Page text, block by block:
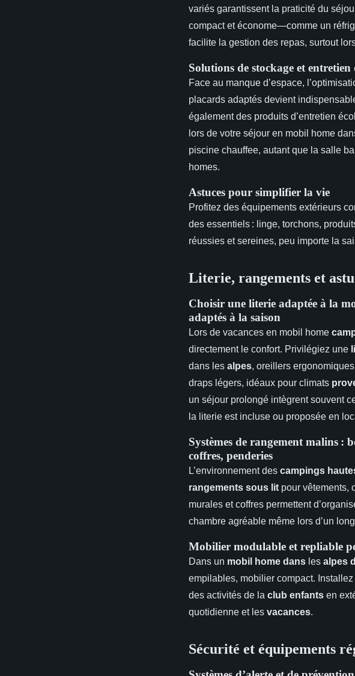
variés garantissent la praticité du
compact et économe—comme un
facilite la gestion des repas, surtout
Solutions de stockage et
Face au manque d’espace,
placards adaptés devient
également des produits d’entretien
lors de votre séjour en mobil home
piscine chauffee, autant que la salle
homes.
Astuces pour simplifier la vie
Profitez des équipements extérieurs
des essentiels : linge, torchons,
réussies et sereines, peu importe la
Literie, rangements et
Choisir une literie adaptée à la
adaptés à la saison
Lors de vacances en mobil home
directement le confort. Privilégiez une
dans les alpes, oreillers
draps légers, idéaux pour climats
un séjour prolongé intègrent souvent
la literie est incluse ou proposée en
Systèmes de rangement malins :
coffres, penderies
L’environnement des campings
rangements sous lit pour vêtements,
murales et coffres permettent
chambre agréable même lors d’un long
Mobilier modulable et repliable
Dans un mobil home dans les alpes
empilables, mobilier compact.
des activités de la club enfants en
quotidienne et les vacances.
Sécurité et équipements